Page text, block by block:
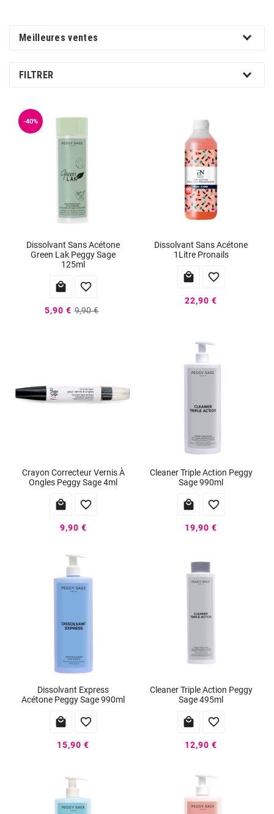
Meilleures ventes
FILTRER
-40%
Dissolvant Sans Acétone
Green Lak Peggy Sage
125ml
 
5,90 € 9,90 €
Dissolvant Sans Acétone
1Litre Pronails
 
22,90 €
Crayon Correcteur Vernis À
Ongles Peggy Sage 4ml
 
9,90 €
Cleaner Triple Action Peggy
Sage 990ml
 
19,90 €
Dissolvant Express
Acétone Peggy Sage 990ml
 
15,90 €
Cleaner Triple Action Peggy
Sage 495ml
 
12,90 €